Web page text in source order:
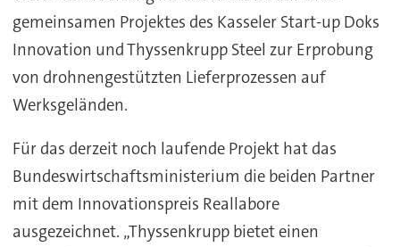
gemeinsamen Projektes des Kasseler Start-up Doks
Innovation und Thyssenkrupp Steel zur Erprobung
von drohnengestützten Lieferprozessen auf
Werksgeländen.
Für das derzeit noch laufende Projekt hat das
Bundeswirtschaftsministerium die beiden Partner
mit dem Innovationspreis Reallabore
ausgezeichnet. „Thyssenkrupp bietet einen